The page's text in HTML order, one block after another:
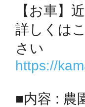
【お車】
詳しくは
https://
■内容 : 農